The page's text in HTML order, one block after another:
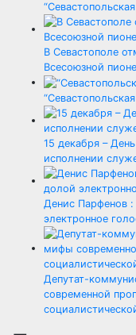
В Севастополе
Всесоюзной
15 декабря –
исполнении
Денис Парфенов
электронное
Депутат-
современной